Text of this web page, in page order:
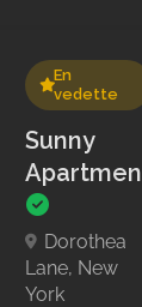
En
vedette
Sunny
Dorothea
Lane, New
York